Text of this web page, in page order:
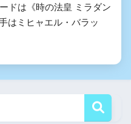
ドは《時の法皇 ミラダン
はミヒャエル・バラッ